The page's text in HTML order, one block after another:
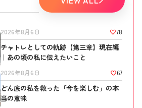
2026年8月6日 78
チャトレとしての軌跡【第三章】現在編
｜あの頃の私に伝えたいこと
2026年8月6日 67
どん底の私を救った「今を楽しむ」の本
当の意味